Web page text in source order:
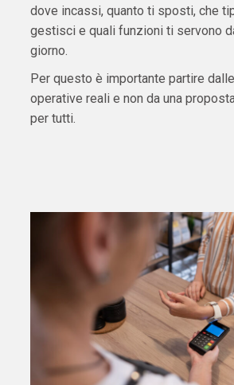
dove incassi, quanto ti sposti, che
gestisci e quali funzioni ti servono
giorno.
Per questo è importante partire
operative reali e non da una
per tutti.